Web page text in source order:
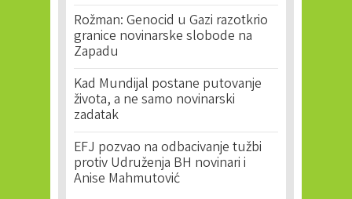
Rožman: Genocid u Gazi razotkrio
granice novinarske slobode na
Zapadu
Kad Mundijal postane putovanje
života, a ne samo novinarski
zadatak
EFJ pozvao na odbacivanje tužbi
protiv Udruženja BH novinari i
Anise Mahmutović